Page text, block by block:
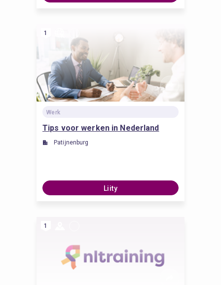
1
Werk
Tips voor werken in Nederland
Patijnenburg
Liity
1